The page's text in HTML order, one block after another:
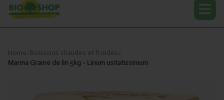
Home Boissons chaudes et froides
Marma Graine de lin 5kg - Linum usitatissimum